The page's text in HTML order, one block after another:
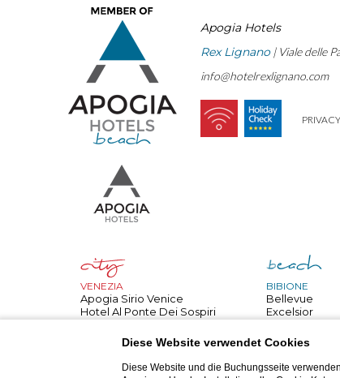
Apogia Hotels
Rex Lignano| Viale delle
info@hotelrexlignano.com
PRIVACY
VENEZIA
Apogia Sirio Venice
Hotel Al Ponte Dei Sospiri
Hotel All'angelo
Apogia Paris
Apogia Nice
BIBIONE
Bellevue
Excelsior
Bembo
Royal
Palace
Danieli
Diese Website verwendet Cookies
Diese Website und die Buchungsseite